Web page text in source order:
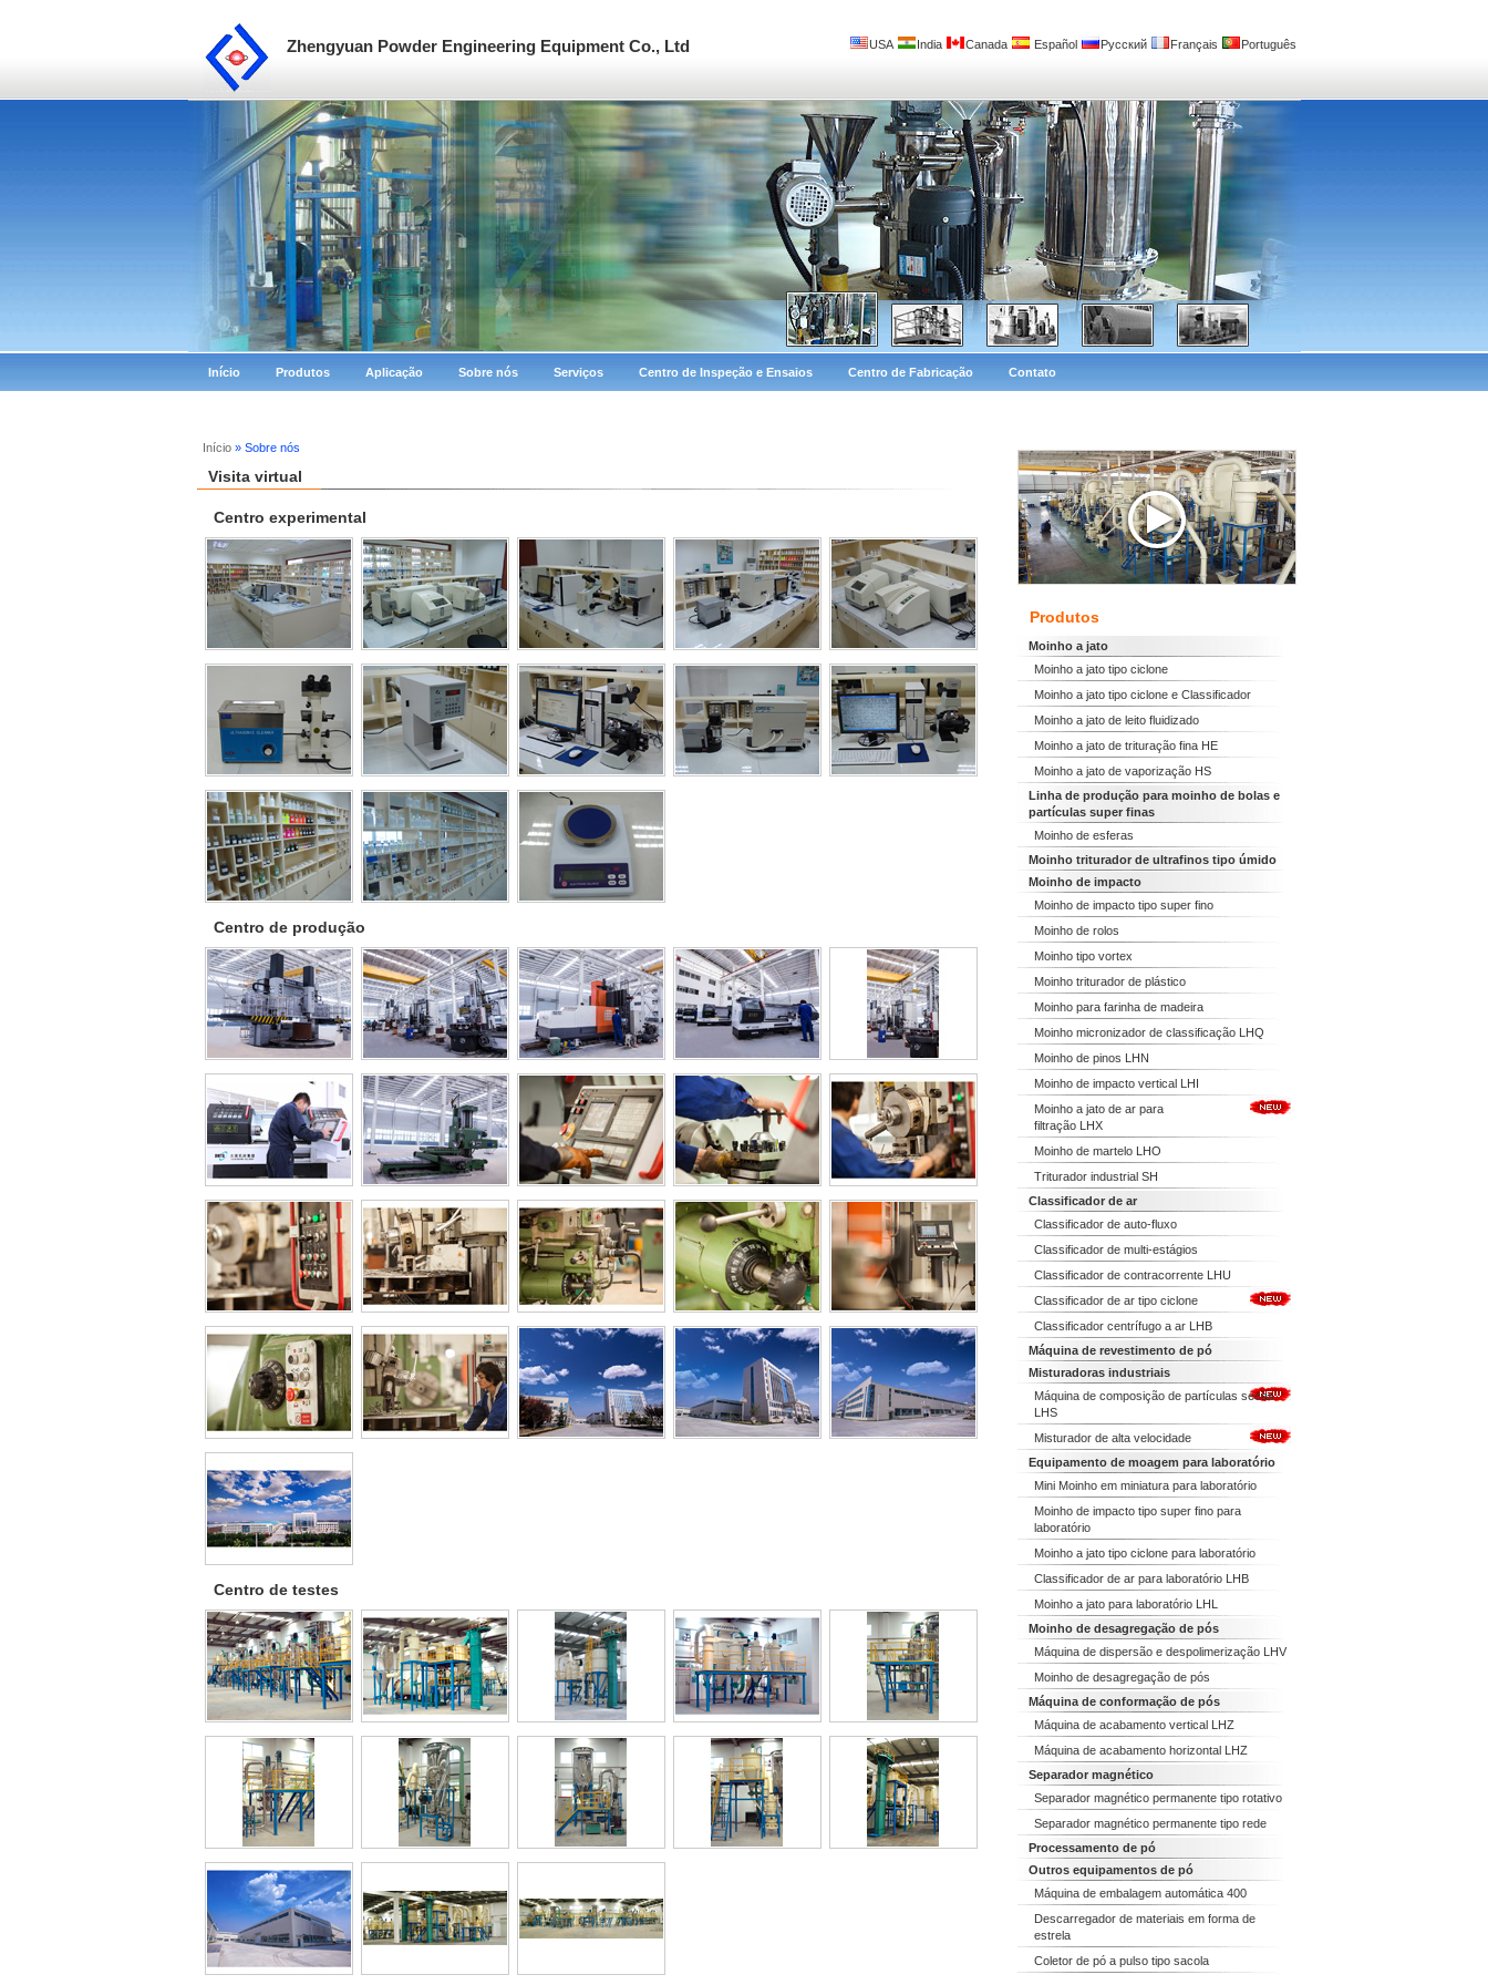
Zhengyuan Powder Engineering Equipment Co., Ltd USA India Canada Español Русский Français Português
PreviousNext
Stop
1
2
3
Início Produtos Aplicação Sobre nós Serviços Centro de Inspeção e Ensaios Centro de Fabricação Contato
Início» Sobre nós
Visita virtual
Centro experimental
Centro de produção
Centro de testes
Produtos
Moinho a jato
Moinho a jato tipo ciclone
Moinho a jato tipo ciclone e Classificador
Moinho a jato de leito fluidizado
Moinho a jato de trituração fina HE
Moinho a jato de vaporização HS
Linha de produção para moinho de bolas e
partículas super finas
Moinho de esferas
Moinho triturador de ultrafinos tipo úmido
Moinho de impacto
Moinho de impacto tipo super fino
Moinho de rolos
Moinho tipo vortex
Moinho triturador de plástico
Moinho para farinha de madeira
Moinho micronizador de classificação LHQ
Moinho de pinos LHN
Moinho de impacto vertical LHI
Moinho a jato de ar para
filtração LHX
Moinho de martelo LHO
Triturador industrial SH
Classificador de ar
Classificador de auto-fluxo
Classificador de multi-estágios
Classificador de contracorrente LHU
Classificador de ar tipo ciclone
Classificador centrífugo a ar LHB
Máquina de revestimento de pó
Misturadoras industriais
Máquina de composição de partículas secas
LHS
Misturador de alta velocidade
Equipamento de moagem para laboratório
Mini Moinho em miniatura para laboratório
Moinho de impacto tipo super fino para
laboratório
Moinho a jato tipo ciclone para laboratório
Classificador de ar para laboratório LHB
Moinho a jato para laboratório LHL
Moinho de desagregação de pós
Máquina de dispersão e despolimerização LHV
Moinho de desagregação de pós
Máquina de conformação de pós
Máquina de acabamento vertical LHZ
Máquina de acabamento horizontal LHZ
Separador magnético
Separador magnético permanente tipo rotativo
Separador magnético permanente tipo rede
Processamento de pó
Outros equipamentos de pó
Máquina de embalagem automática 400
Descarregador de materiais em forma de
estrela
Coletor de pó a pulso tipo sacola